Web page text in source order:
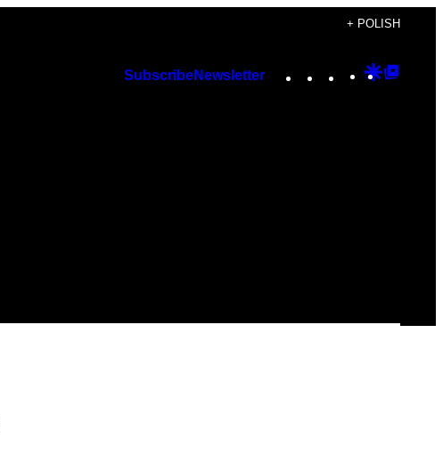
+ POLISH
SubscribeNewsletter Instagram
TikTok
YouTube
Google